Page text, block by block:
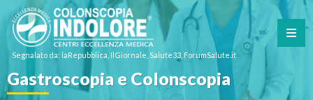
Segnalato da: laRepubblica, IlGiornale, Salute33, ForumSalute.it
Gastroscopia e Colonscopia